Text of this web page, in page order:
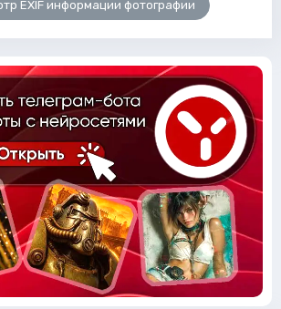
EXIF информации фотографии